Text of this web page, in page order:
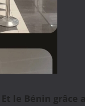
le Bénin grâce